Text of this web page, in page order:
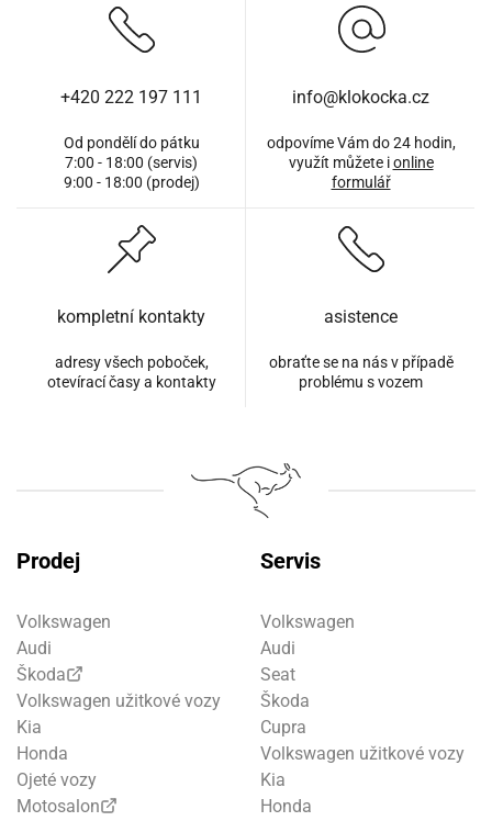
+420 222 197 111
Od pondělí do pátku
7:00 - 18:00 (servis)
9:00 - 18:00 (prodej)
info@klokocka.cz
odpovíme Vám do 24 hodin,
využít můžete ionline
formulář
kompletní kontakty
adresy všech poboček,
otevírací časy a kontakty
asistence
obraťte se na nás v případě
problému s vozem
Prodej
Volkswagen
Audi
Škoda
Volkswagen užitkové vozy
Kia
Honda
Ojeté vozy
Motosalon
Servis
Volkswagen
Audi
Seat
Škoda
Cupra
Volkswagen užitkové vozy
Kia
Honda